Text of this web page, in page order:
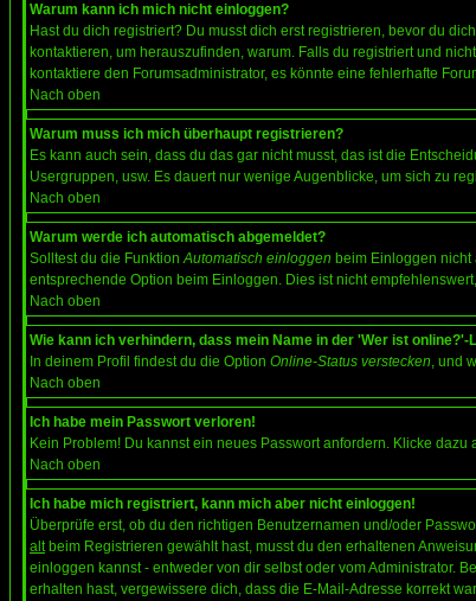
Warum kann ich mich nicht einloggen?
Hast du dich registriert? Du musst dich erst registrieren, bevor du
kontaktieren, um herauszufinden, warum. Falls du registriert und
kontaktiere den Forumsadministrator, es könnte eine fehlerhafte
Nach oben
Warum muss ich mich überhaupt registrieren?
Es kann auch sein, dass du das gar nicht musst, das ist die
Usergruppen, usw. Es dauert nur wenige Augenblicke, um sich zu
Nach oben
Warum werde ich automatisch abgemeldet?
Solltest du die FunktionAutomatisch einloggen beim Einloggen
entsprechende Option beim Einloggen. Dies ist nicht
Nach oben
Wie kann ich verhindern, dass mein Name in der 'Wer ist online?'-
In deinem Profil findest du die Option Online-Status verstecken, und
Nach oben
Ich habe mein Passwort verloren!
Kein Problem! Du kannst ein neues Passwort anfordern. Klicke dazu
Nach oben
Ich habe mich registriert, kann mich aber nicht einloggen!
Überprüfe erst, ob du den richtigen Benutzernamen und/oder
altbeim Registrieren gewählt hast, musst du den erhaltenen
einloggen kannst - entweder von dir selbst oder vom Administrator.
erhalten hast, vergewissere dich, dass die E-Mail-Adresse korrekt